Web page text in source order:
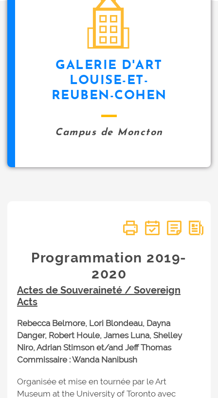
GALERIE D'ART
LOUISE-ET-
REUBEN-COHEN
Campus de Moncton
Programmation 2019-
2020
Actes de Souveraineté / Sovereign
Acts
Rebecca Belmore, Lori Blondeau, Dayna
Danger, Robert Houle, James Luna, Shelley
Niro, Adrian Stimson et/and Jeff Thomas
Commissaire : Wanda Nanibush
Organisée et mise en tournée par le Art
Museum at the University of Toronto avec